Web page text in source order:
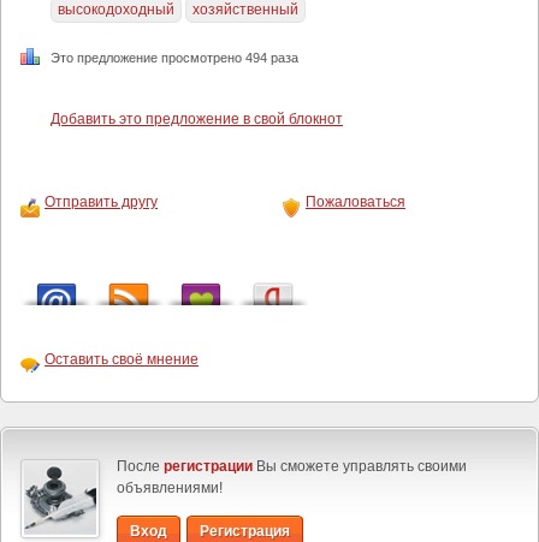
высокодоходный хозяйственный
Это предложение просмотрено 494 раза
Добавить это предложение в свой блокнот
Отправить другу Пожаловаться
Оставить своё мнение
После регистрации Вы сможете управлять своими
объявлениями!
Вход
Регистрация